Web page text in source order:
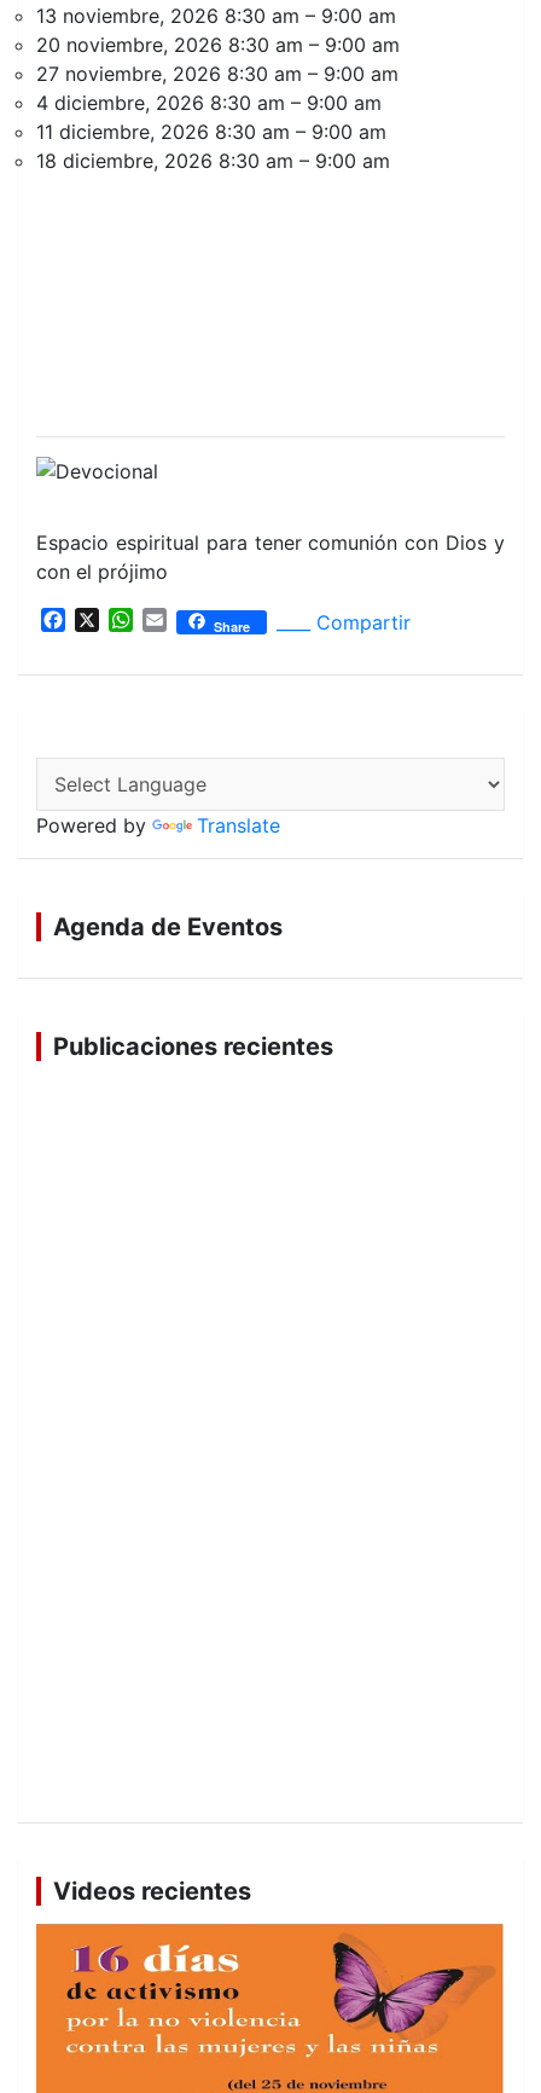
13 noviembre, 2026 8:30 am – 9:00 am
20 noviembre, 2026 8:30 am – 9:00 am
27 noviembre, 2026 8:30 am – 9:00 am
4 diciembre, 2026 8:30 am – 9:00 am
11 diciembre, 2026 8:30 am – 9:00 am
18 diciembre, 2026 8:30 am – 9:00 am
Espacio espiritual para tener comunión con Dios y
con el prójimo
o
k
W
p
p
E
Share ____ Compartir
Powered by Translate
Agenda de Eventos
Publicaciones recientes
Videos recientes